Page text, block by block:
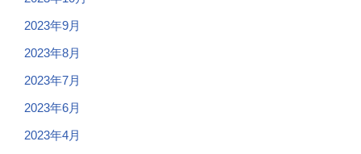
2023年9月
2023年8月
2023年7月
2023年6月
2023年4月